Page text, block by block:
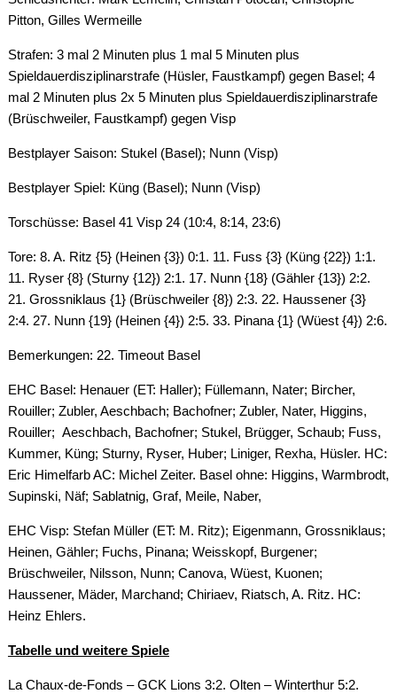
Pitton, Gilles Wermeille
Strafen: 3 mal 2 Minuten plus 1 mal 5 Minuten plus
Spieldauerdisziplinarstrafe (Hüsler, Faustkampf) gegen Basel; 4
mal 2 Minuten plus 2x 5 Minuten plus Spieldauerdisziplinarstrafe
(Brüschweiler, Faustkampf) gegen Visp
Bestplayer Saison: Stukel (Basel); Nunn (Visp)
Bestplayer Spiel: Küng (Basel); Nunn (Visp)
Torschüsse: Basel 41 Visp 24 (10:4, 8:14, 23:6)
Tore: 8. A. Ritz {5} (Heinen {3}) 0:1. 11. Fuss {3} (Küng {22}) 1:1.
11. Ryser {8} (Sturny {12}) 2:1. 17. Nunn {18} (Gähler {13}) 2:2.
21. Grossniklaus {1} (Brüschweiler {8}) 2:3. 22. Haussener {3}
2:4. 27. Nunn {19} (Heinen {4}) 2:5. 33. Pinana {1} (Wüest {4}) 2:6.
Bemerkungen: 22. Timeout Basel
EHC Basel: Henauer (ET: Haller); Füllemann, Nater; Bircher,
Rouiller; Zubler, Aeschbach; Bachofner; Zubler, Nater, Higgins,
Rouiller; Aeschbach, Bachofner; Stukel, Brügger, Schaub; Fuss,
Kummer, Küng; Sturny, Ryser, Huber; Liniger, Rexha, Hüsler. HC:
Eric Himelfarb AC: Michel Zeiter. Basel ohne: Higgins, Warmbrodt,
Supinski, Näf; Sablatnig, Graf, Meile, Naber,
EHC Visp: Stefan Müller (ET: M. Ritz); Eigenmann, Grossniklaus;
Heinen, Gähler; Fuchs, Pinana; Weisskopf, Burgener;
Brüschweiler, Nilsson, Nunn; Canova, Wüest, Kuonen;
Haussener, Mäder, Marchand; Chiriaev, Riatsch, A. Ritz. HC:
Heinz Ehlers.
Tabelle und weitere Spiele
La Chaux-de-Fonds – GCK Lions 3:2. Olten – Winterthur 5:2.